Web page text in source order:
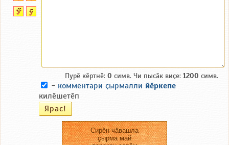
Пурӗ кӗртнӗ: 0 симв. Чи пысӑк виҫе: 1200 симв.
- комментари ҫырмалли йӗркепе
килӗшетӗп
Сирӗн чӑвашла
ҫырма май